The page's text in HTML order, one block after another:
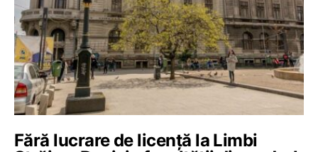
Fără lucrare de licență la Limbi